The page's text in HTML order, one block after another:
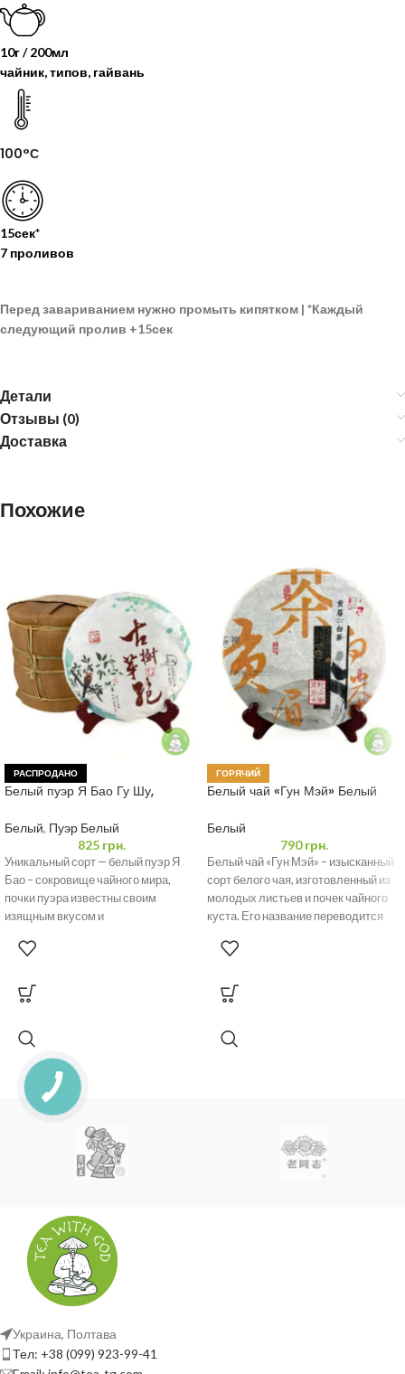
10г / 200мл
чайник, типов, гайвань
100°С
15сек*
7 проливов
Перед завариванием нужно промыть кипятком | *Каждый
следующий пролив +15сек
Детали
Отзывы (0)
Доставка
Похожие
РАСПРОДАНО
Белый пуэр Я Бао Гу Шу,
Белый, Пуэр Белый
825грн.
Уникальный сорт — белый пуэр Я
Бао – сокровище чайного мира,
почки пуэра известны своим
изящным вкусом и
происхождением.
ГОРЯЧИЙ
Белый чай «Гун Мэй» Белый
Белый
790грн.
Белый чай «Гун Мэй» – изысканный
сорт белого чая, изготовленный из
молодых листьев и почек чайного
куста. Его название переводится
Украина, Полтава
Тел: +38 (099) 923-99-41